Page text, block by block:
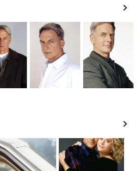
icon
icon